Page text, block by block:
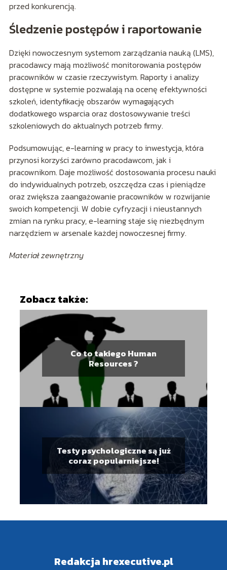
przed konkurencją.
Śledzenie postępów i raportowanie
Dzięki nowoczesnym systemom zarządzania nauką (LMS),
pracodawcy mają możliwość monitorowania postępów
pracowników w czasie rzeczywistym. Raporty i analizy
dostępne w systemie pozwalają na ocenę efektywności
szkoleń, identyfikację obszarów wymagających
dodatkowego wsparcia oraz dostosowywanie treści
szkoleniowych do aktualnych potrzeb firmy.
Podsumowując, e-learning w pracy to inwestycja, która
przynosi korzyści zarówno pracodawcom, jak i
pracownikom. Daje możliwość dostosowania procesu nauki
do indywidualnych potrzeb, oszczędza czas i pieniądze
oraz zwiększa zaangażowanie pracowników w rozwijanie
swoich kompetencji. W dobie cyfryzacji i nieustannych
zmian na rynku pracy, e-learning staje się niezbędnym
narzędziem w arsenale każdej nowoczesnej firmy.
Materiał zewnętrzny
Zobacz także:
Co to takiego Human
Resources ?
Testy psychologiczne są już
coraz popularniejsze!
Redakcja hrexecutive.pl